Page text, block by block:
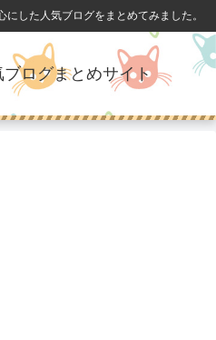
した人気ブログをまとめてみました。
ログまとめサイト